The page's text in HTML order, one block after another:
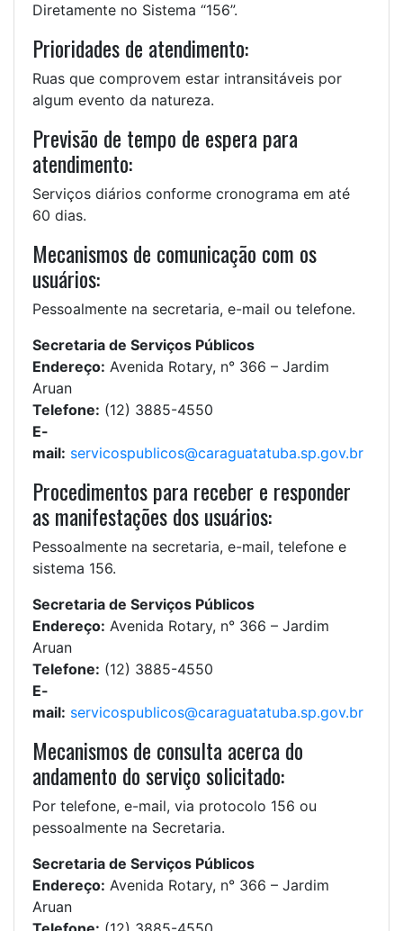
Diretamente no Sistema “156”.
Prioridades de atendimento:
Ruas que comprovem estar intransitáveis por
algum evento da natureza.
Previsão de tempo de espera para
atendimento:
Serviços diários conforme cronograma em até
60 dias.
Mecanismos de comunicação com os
usuários:
Pessoalmente na secretaria, e-mail ou telefone.
Secretaria de Serviços Públicos
Endereço: Avenida Rotary, n° 366 – Jardim
Aruan
Telefone: (12) 3885-4550
E-
mail: servicospublicos@caraguatatuba.sp.gov.br
Procedimentos para receber e responder
as manifestações dos usuários:
Pessoalmente na secretaria, e-mail, telefone e
sistema 156.
Secretaria de Serviços Públicos
Endereço: Avenida Rotary, n° 366 – Jardim
Aruan
Telefone: (12) 3885-4550
E-
mail: servicospublicos@caraguatatuba.sp.gov.br
Mecanismos de consulta acerca do
andamento do serviço solicitado:
Por telefone, e-mail, via protocolo 156 ou
pessoalmente na Secretaria.
Secretaria de Serviços Públicos
Endereço: Avenida Rotary, n° 366 – Jardim
Aruan